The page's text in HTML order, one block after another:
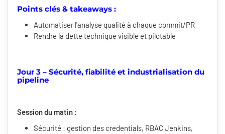
Points clés & takeaways :
Automatiser l'analyse qualité à chaque commit/PR
Rendre la dette technique visible et pilotable
Jour 3 – Sécurité, fiabilité et industrialisation du
pipeline
Session du matin :
Sécurité : gestion des credentials, RBAC Jenkins,